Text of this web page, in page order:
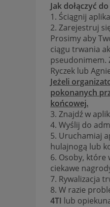
Jak dołączyć
1. Ściągnij
2. Zarejestruj
Prosimy aby
ciągu trwania
pseudonimem.
Ryczek lub
Jeżeli
pokonanych
końcowej.
3. Znajdź w
4. Wyślij do
5. Uruchamiaj
hulajnogą lub
6. Osoby, które
ciekawe
7. Rywalizacja
8. W razie
4TI lub